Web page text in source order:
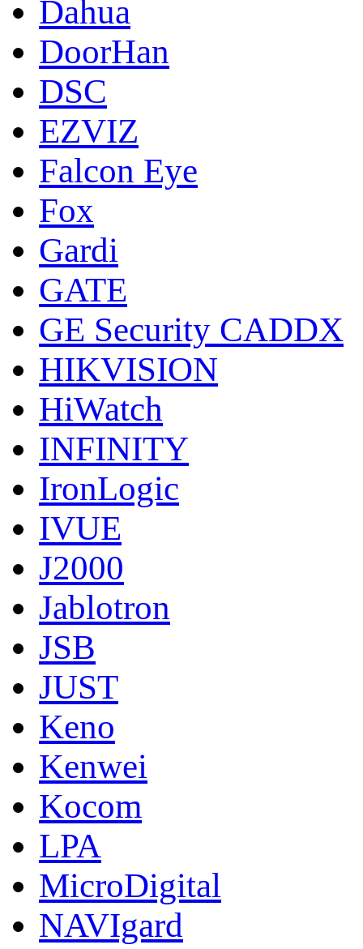
Dahua
DoorНan
DSC
EZVIZ
Falcon Eye
Fox
Gardi
GATE
GE Security CADDX
HIKVISION
HiWatch
INFINITY
IronLogic
IVUE
J2000
Jablotron
JSB
JUST
Keno
Kenwei
Kocom
LPA
MicroDigital
NAVIgard